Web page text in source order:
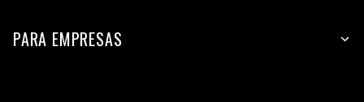
PARA EMPRESAS